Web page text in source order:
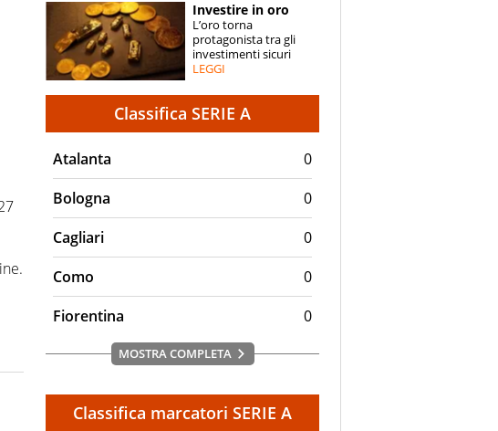
ESPERTI
CONTATTI
Investire in oro
L’oro torna
protagonista tra gli
investimenti sicuri
LEGGI
Classifica SERIE A
Atalanta
0
Bologna
0
Cagliari
0
Como
0
Fiorentina
0
MOSTRA COMPLETA
Classifica marcatori SERIE A